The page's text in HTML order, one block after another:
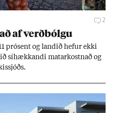
2
af verð­bólgu
pró­sent og land­ið hef­ur ekki
sí­hækk­andi mat­ar­kostn­að og